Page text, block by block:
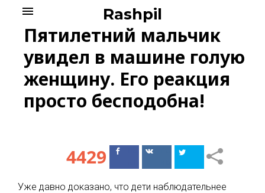
content
Rashpil
menu
Пятилетний мальчик
увидел в машине голую
женщину. Его реакция
просто бесподобна!
4429
ПоделитьсяПоделиться
Уже давно доказано, что дети наблюдательнее